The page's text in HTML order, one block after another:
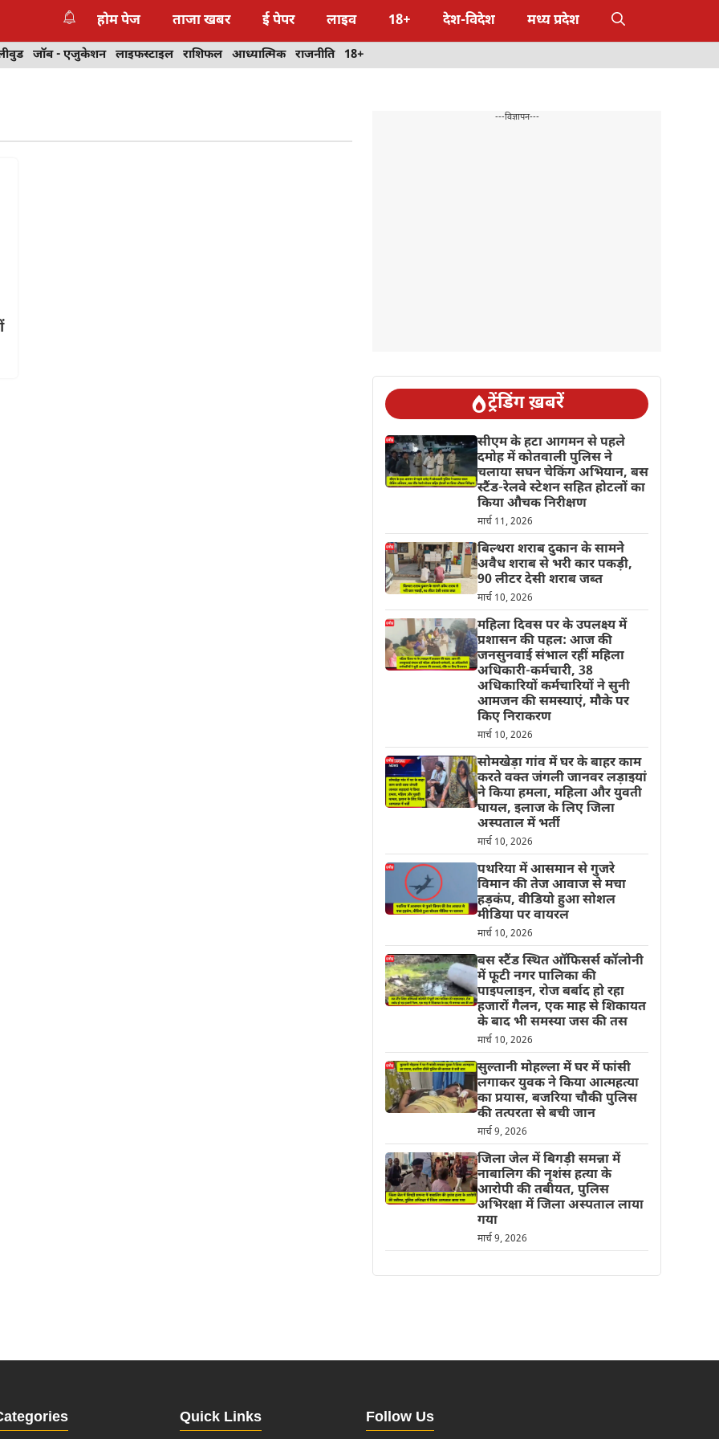
होम पेज ताजा खबर ई पेपर लाइव 18+ देश-विदेश मध्य प्रदेश
जॉब - एजुकेशन लाइफस्टाइल राशिफल आध्यात्मिक राजनीति 18+
---विज्ञापन---
ट्रेंडिंग ख़बरें
सीएम के हटा आगमन से पहले
दमोह में कोतवाली पुलिस ने
चलाया सघन चेकिंग अभियान, बस
स्टैंड-रेलवे स्टेशन सहित होटलों का
किया औचक निरीक्षण
मार्च 11, 2026
बिल्थरा शराब दुकान के सामने
अवैध शराब से भरी कार पकड़ी,
90 लीटर देसी शराब जब्त
मार्च 10, 2026
महिला दिवस पर के उपलक्ष्य में
प्रशासन की पहल: आज की
जनसुनवाई संभाल रहीं महिला
अधिकारी-कर्मचारी, 38
अधिकारियों कर्मचारियों ने सुनी
आमजन की समस्याएं, मौके पर
किए निराकरण
मार्च 10, 2026
सोमखेड़ा गांव में घर के बाहर काम
करते वक्त जंगली जानवर लड़ाइयां
ने किया हमला, महिला और युवती
घायल, इलाज के लिए जिला
अस्पताल में भर्ती
मार्च 10, 2026
पथरिया में आसमान से गुजरे
विमान की तेज आवाज से मचा
हड़कंप, वीडियो हुआ सोशल
मीडिया पर वायरल
मार्च 10, 2026
बस स्टैंड स्थित ऑफिसर्स कॉलोनी
में फूटी नगर पालिका की
पाइपलाइन, रोज बर्बाद हो रहा
हजारों गैलन, एक माह से शिकायत
के बाद भी समस्या जस की तस
मार्च 10, 2026
सुल्तानी मोहल्ला में घर में फांसी
लगाकर युवक ने किया आत्महत्या
का प्रयास, बजरिया चौकी पुलिस
की तत्परता से बची जान
मार्च 9, 2026
जिला जेल में बिगड़ी समन्ना में
नाबालिग की नृशंस हत्या के
आरोपी की तबीयत, पुलिस
अभिरक्षा में जिला अस्पताल लाया
गया
मार्च 9, 2026
Quick Links Follow Us